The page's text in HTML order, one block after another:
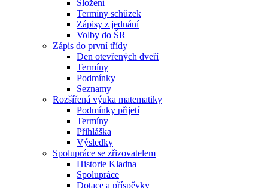
Složení
Termíny schůzek
Zápisy z jednání
Volby do ŠR
Zápis do první třídy
Den otevřených dveří
Termíny
Podmínky
Seznamy
Rozšířená výuka matematiky
Podmínky přijetí
Termíny
Přihláška
Výsledky
Spolupráce se zřizovatelem
Historie Kladna
Spolupráce
Dotace a příspěvky